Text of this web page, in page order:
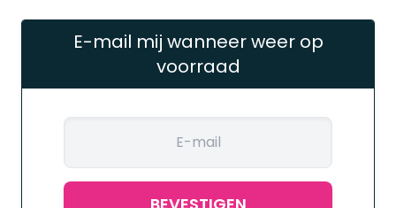
E-mail mij wanneer weer op
voorraad